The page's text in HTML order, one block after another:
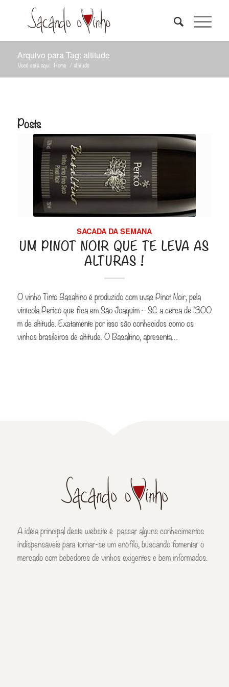
Arquivo para Tag: altitude
Você está aqui: Home /altitude
Posts
SACADA DA SEMANA
UM PINOT NOIR QUE TE LEVA AS
ALTURAS !
O vinho Tinto Basaltino é produzido com uvas Pinot Noir, pela
vinícola Pericó que fica em São Joaquim – SC a cerca de 1300
m de altitude. Exatamente por isso são conhecidos como os
vinhos brasileiros de altitude. O Basaltino, apresenta…
A idéia principal deste website é passar alguns conhecimentos
indispensáveis para tornar-se um enófilo, buscando fomentar o
mercado com bebedores de vinhos exigentes e bem informados.